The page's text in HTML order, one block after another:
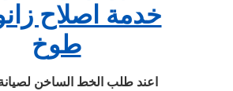
خدمة اصلاح
طوخ
اعند طلب الخط الساخن